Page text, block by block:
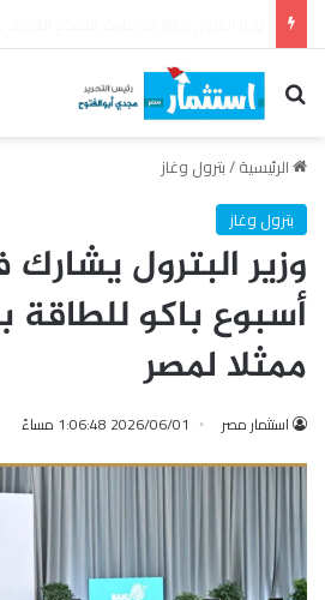
بحث عن
الرئيسية/بترول وغاز
بترول وغاز
وزير البترول
أسبوع باكو للطاقة
ممثلا لمصر
استثمار مصر 2026/06/01 1:06:48 مساءً